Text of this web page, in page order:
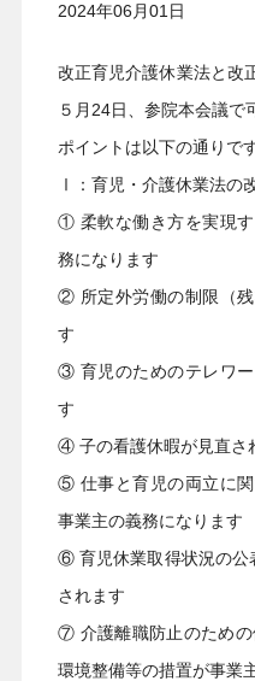
2024年06月01日
改正育児介護休業法と改
５月24日、参院本会議で
ポイントは以下の通りです
Ⅰ：育児・介護休業法の
① 柔軟な働き方を実現
務になります
② 所定外労働の制限（
す
③ 育児のためのテレワ
す
④ 子の看護休暇が見直さ
⑤ 仕事と育児の両立に
事業主の義務になります
⑥ 育児休業取得状況の公
されます
⑦ 介護離職防止のための
環境整備等の措置が事業